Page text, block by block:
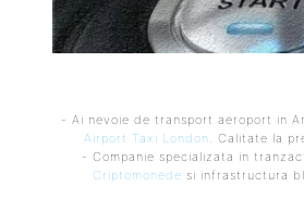
- Ai nevoie de transport aeroport in
Airport Taxi London. Calitate la
- Companie specializata in
Criptomonede si infrastructura